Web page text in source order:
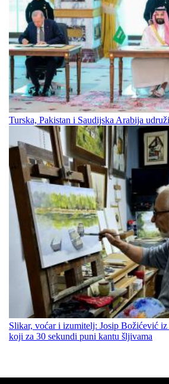
Turska, Pakistan i Saudijska Arabija
Slikar, voćar i izumitelj: Josip Božićević
koji za 30 sekundi puni kantu šljivama